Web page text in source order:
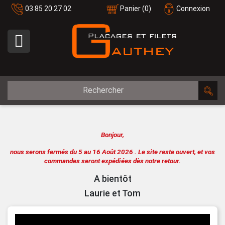
03 85 20 27 02 Connexion
Panier(0)

Bonjour,
nous serons fermés du 5 au 16 Août 2026 . Le site reste ouvert, et vos
commandes seront expédiées dès notre retour.
A bientôt
Laurie et Tom